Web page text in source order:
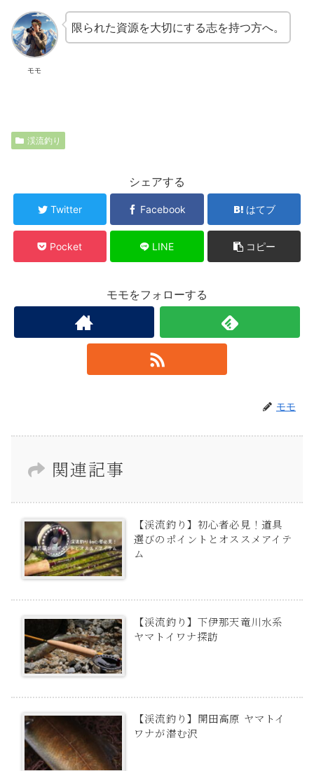
モモ
限られた資源を大切にする志を持つ方へ。
渓流釣り
シェアする
Twitter Facebook はてブ
Pocket LINE コピー
モモをフォローする
モモ
関連記事
【渓流釣り】初心者必見！道具
選びのポイントとオススメアイテ
ム
【渓流釣り】下伊那天竜川水系
ヤマトイワナ探訪
【渓流釣り】開田高原 ヤマトイ
ワナが潜む沢